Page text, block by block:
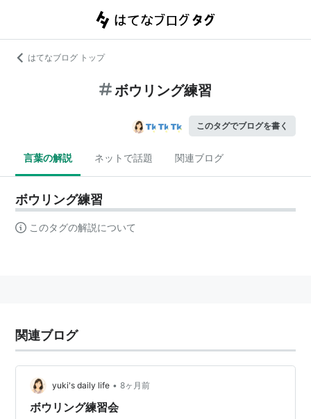
はてなブログ トップ
ボウリング練習
このタグでブログを書く
言葉の解説 ネットで話題 関連ブログ
ボウリング練習
このタグの解説について
関連ブログ
yuki's daily life • 8ヶ月前
ボウリング練習会